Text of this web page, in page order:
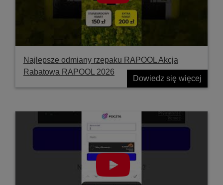
Najlepsze odmiany rzepaku RAPOOL Akcja
Rabatowa RAPOOL 2026
Dowiedz się więcej